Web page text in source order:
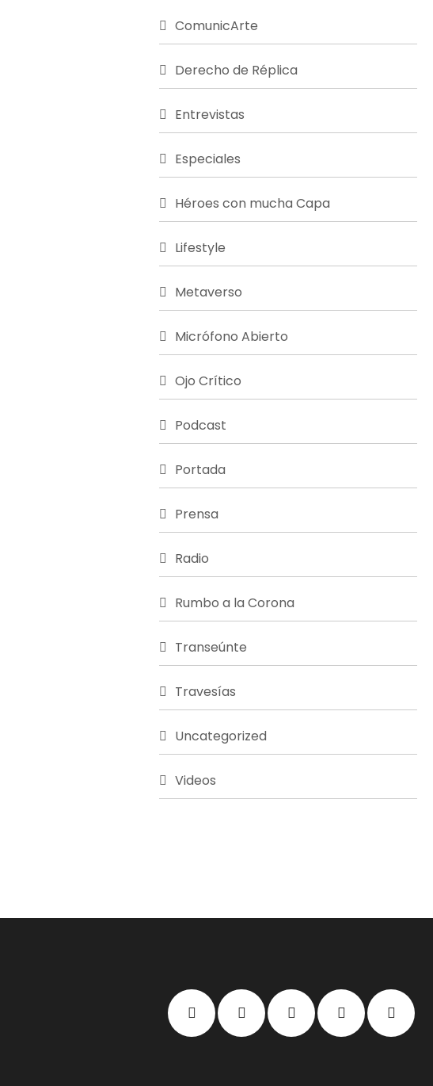
ComunicArte
Derecho de Réplica
Entrevistas
Especiales
Héroes con mucha Capa
Lifestyle
Metaverso
Micrófono Abierto
Ojo Crítico
Podcast
Portada
Prensa
Radio
Rumbo a la Corona
Transeúnte
Travesías
Uncategorized
Videos